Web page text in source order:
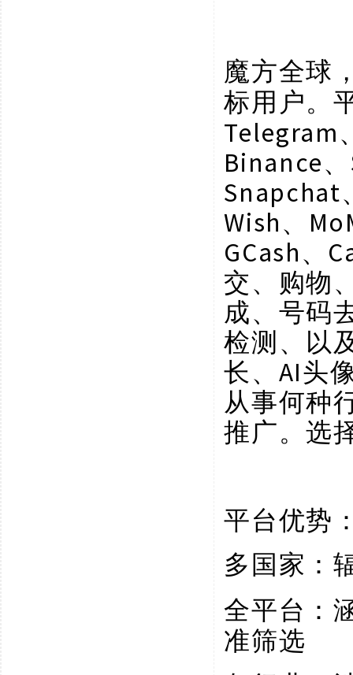
魔方全球
标用户。
Telegram
Binance
Snapchat
Wish、
GCash、
交、购物
成、号码
检测、以
长、AI头
从事何种
推广。选
平台优势
多国家：
全平台：
准筛选